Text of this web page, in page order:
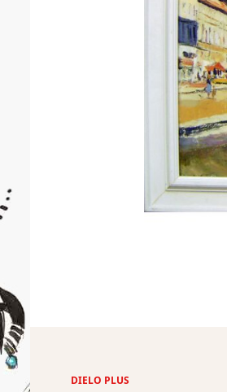
DIELO PLUS